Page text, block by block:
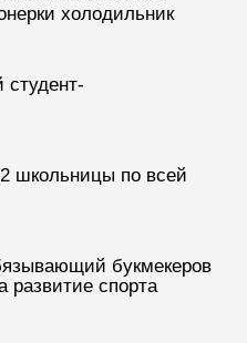
холодильник
школьницы по всей
букмекеров
развитие спорта